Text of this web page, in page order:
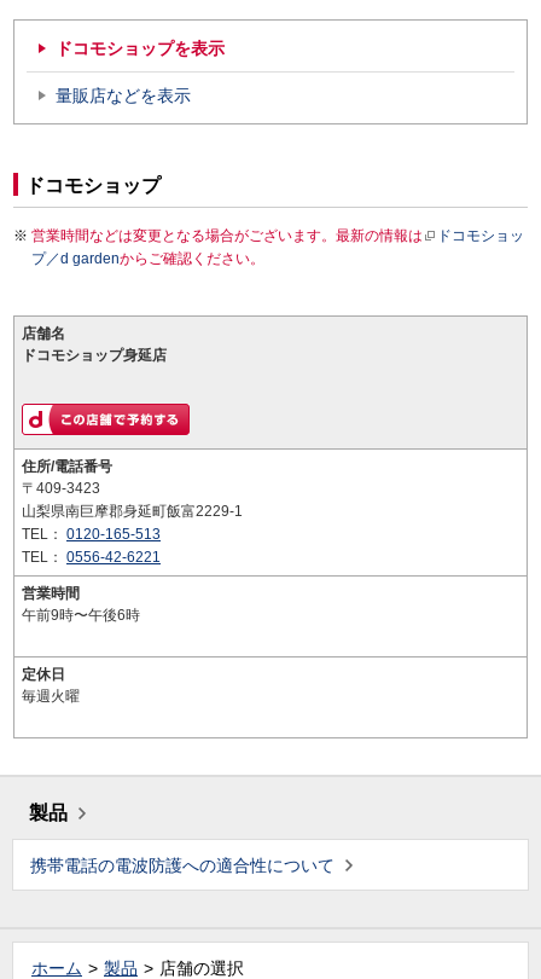
ドコモショップを表示
量販店などを表示
ドコモショップ
営業時間などは変更となる場合がございます。最新の情報は
ドコモショッ
プ／d gardenからご確認ください。
店舗名
ドコモショップ身延店
住所/電話番号
〒409-3423
山梨県南巨摩郡身延町飯富2229-1
TEL： 0120-165-513
TEL： 0556-42-6221
営業時間
午前9時〜午後6時
定休日
毎週火曜
製品
携帯電話の電波防護への適合性について
ホーム 製品 店舗の選択